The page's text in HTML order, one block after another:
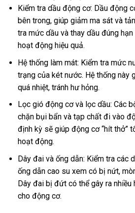
Kiểm tra dầu động cơ: Dầu động
bên trong, giúp giảm ma sát và
tra mức dầu và thay dầu đúng
hoạt động hiệu quả.
Hệ thống làm mát: Kiểm tra mức
trạng của két nước. Hệ thống này
quá nhiệt, tránh hư hỏng.
Lọc gió động cơ và lọc dầu: Các
chặn bụi bẩn và tạp chất đi vào
định kỳ sẽ giúp động cơ “hít thở”
hoạt động.
Dây đai và ống dẫn: Kiểm tra các
ống dẫn cao su xem có bị nứt,
Dây đai bị đứt có thể gây ra nhiều
cho động cơ.